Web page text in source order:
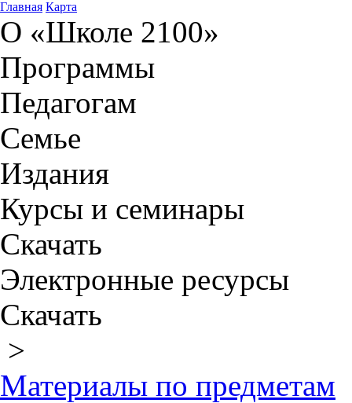
Главная Карта
О «Школе 2100»
Программы
Педагогам
Семье
Издания
Курсы и семинары
Скачать
Электронные ресурсы
Скачать
>
Материалы по предметам